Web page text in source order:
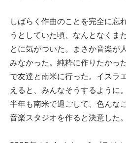
しばらく作曲のことを完全に忘
うとしていた頃、なんとなくま
とに気がついた。まさか音楽が
みなかった。純粋に作りたかっ
で友達と南米に行った。イスラ
えると、みんなそうするように。
半年も南米で過ごして、色んな
音楽スタジオを作ると決意した。